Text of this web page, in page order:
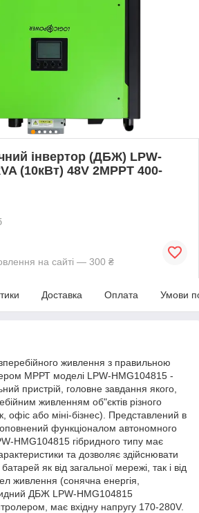
інвертор (ДБЖ) LPW-
(10кВт) 48V 2MPPT 400-
на сайті — 300 ₴
Доставка Оплата Умови
живлення з правильною
МРРТ моделі LPW-HMG104815 -
пристрій, головне завдання якого,
живленням об"єктів різного
офіс або міні-бізнес). Представлений в
функціоналом автономного
HMG104815 гібридного типу має
та дозволяє здійснювати
як від загальної мережі, так і від
живлення (сонячна енергія,
ДБЖ LPW-HMG104815
має вхідну напругу 170-280V.